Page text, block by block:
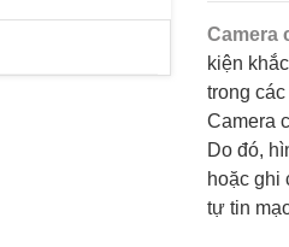
Camera
kiện
trong
Camera
Do đó,
hoặc ghi
tự tin